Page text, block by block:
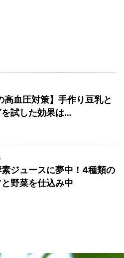
高血圧対策】手作り豆乳と
試した効果は…
ジュースに夢中！4種類の
野菜を仕込み中